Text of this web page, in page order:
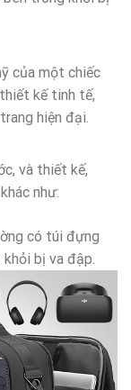
của một chiếc
kế tinh tế,
hiện đại.
và thiết kế,
như:
có túi đựng
bị va đập.